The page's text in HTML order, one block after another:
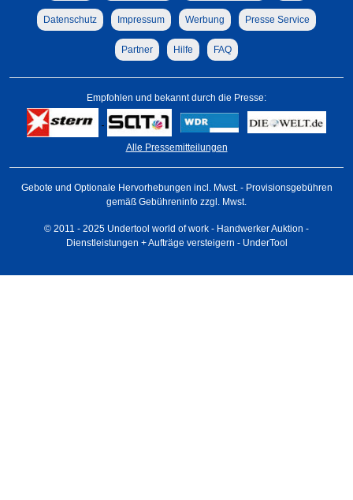
Datenschutz Impressum Werbung Presse Service
Partner Hilfe FAQ
Empfohlen und bekannt durch die Presse:
Alle Pressemitteilungen
Gebote und Optionale Hervorhebungen incl. Mwst. - Provisionsgebühren
gemäß Gebühreninfo zzgl. Mwst.
© 2011 - 2025 Undertool world of work - Handwerker Auktion -
Dienstleistungen + Aufträge versteigern - UnderTool